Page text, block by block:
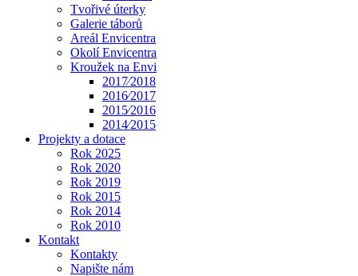
Tvořivé úterky
Galerie táborů
Areál Envicentra
Okolí Envicentra
Kroužek na Envi
2017⁄2018
2016⁄2017
2015⁄2016
2014⁄2015
Projekty a dotace
Rok 2025
Rok 2020
Rok 2019
Rok 2015
Rok 2014
Rok 2010
Kontakt
Kontakty
Napište nám